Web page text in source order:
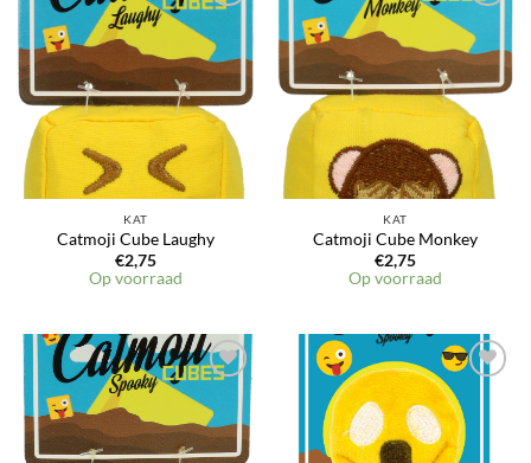
KAT
Catmoji Cube Laughy
€2,75
Op voorraad
KAT
Catmoji Cube Monkey
€2,75
Op voorraad